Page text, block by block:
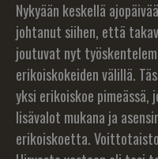
Nykyään keskellä
johtanut siihen, että
joutuvat nyt
erikoiskokeiden välillä.
yksi erikoiskoe
lisävalot mukana ja
erikoiskoetta.